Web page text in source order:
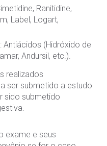
Ranitidine,
Label, Logart,
Antiácidos (Hidróxido de
Andursil, etc.).
realizados
ser submetido a estudo
sido submetido
exame e seus